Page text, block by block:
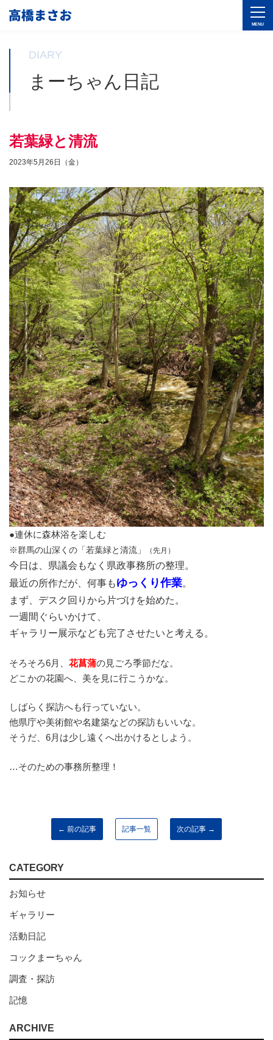
DIARY
まーちゃん日記
若葉緑と清流
2023年5月26日（金）
●連休に森林浴を楽しむ
※群馬の山深くの「若葉緑と清流」 （先月）
今日は、県議会もなく県政事務所の整理。
最近の所作だが、何事もゆっくり作業。
まず、デスク回りから片づけを始めた。
一週間ぐらいかけて、
ギャラリー展示なども完了させたいと考える。
そろそろ6月、 花菖蒲の見ごろ季節だな。
どこかの花園へ、美を見に行こうかな。
しばらく探訪へも行っていない。
他県庁や美術館や名建築などの探訪もいいな。
そうだ、6月は少し遠くへ出かけるとしよう。
…そのための事務所整理！
← 前の記事 記事一覧 次の記事 →
CATEGORY
お知らせ
ギャラリー
活動日記
コックまーちゃん
調査・探訪
記憶
ARCHIVE